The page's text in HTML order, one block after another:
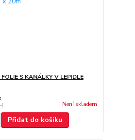
S KANÁLKY V LEPIDLE
Není skladem
Přidat do košíku